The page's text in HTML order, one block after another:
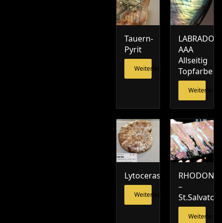
Tauern-
Pyrit
Weiterlesen
AAA
Allseitig
Topfarbe
Weiterlesen
Lytoceras
Weiterlesen
RHODONIT
–
St.Salvator
Weiterlesen